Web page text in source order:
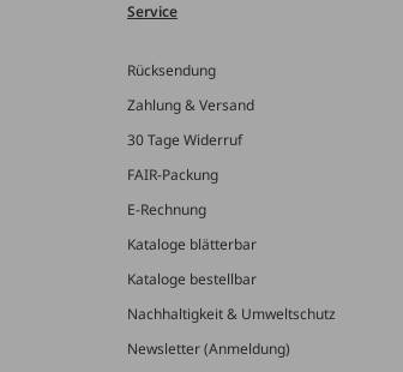
Service
Rücksendung
Zahlung & Versand
30 Tage Widerruf
FAIR-Packung
E-Rechnung
Kataloge blätterbar
Kataloge bestellbar
Nachhaltigkeit & Umweltschutz
Newsletter (Anmeldung)